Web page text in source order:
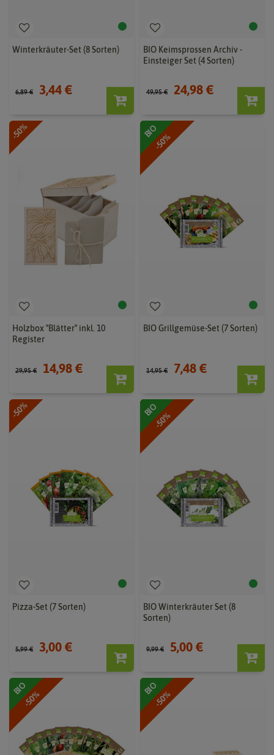
Winterkräuter-Set (8 Sorten)
6,89 € 3,44 €
BIO Keimsprossen Archiv -
Einsteiger Set (4 Sorten)
49,95 € 24,98 €
-50%
Holzbox "Blätter" inkl. 10
Register
29,95 € 14,98 €
-50%
BIO
BIO Grillgemüse-Set (7 Sorten)
14,95 € 7,48 €
-50%
Pizza-Set (7 Sorten)
5,99 € 3,00 €
-50%
BIO
BIO Winterkräuter Set (8
Sorten)
9,99 € 5,00 €
-50%
BIO
-50%
BIO